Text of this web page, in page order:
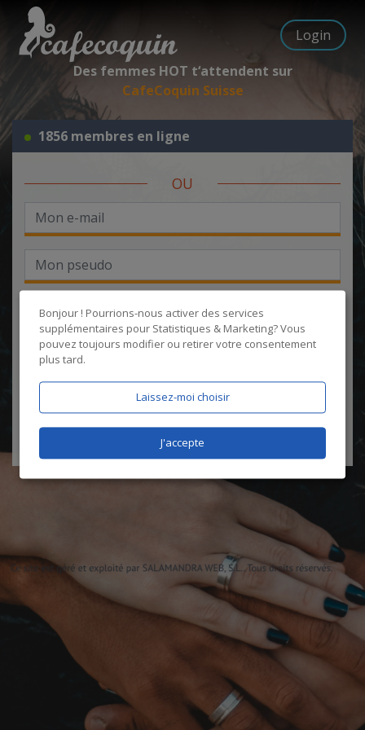
Login
Des femmes HOT t‘attendent sur
CafeCoquin Suisse
1856 membres en ligne
OU
J'accepte lesCGUet lapolitique de protection des données
certifie être âgé de plus de 18 ans
Bonjour ! Pourrions-nous activer des services
supplémentaires pour Statistiques & Marketing? Vous
pouvez toujours modifier ou retirer votre consentement
plus tard.
Laissez-moi choisir
J'accepte